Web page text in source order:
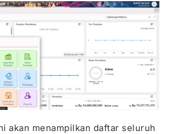
akan menampilkan daftar seluruh